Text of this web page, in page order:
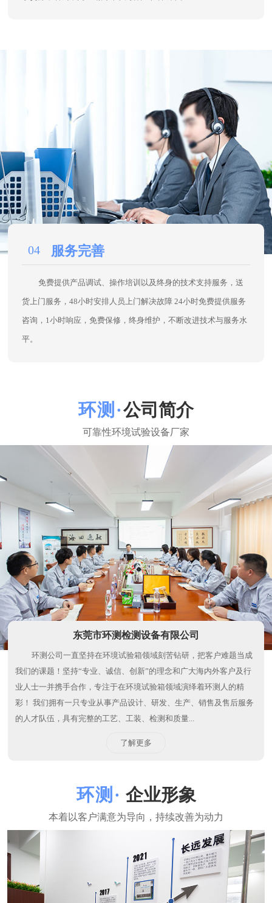
服务完善
免费提供产品调试、操作培训以及终身的技术支持服务，送
货上门服务，48小时安排人员上门解决故障 24小时免费提供服务
咨询，1小时响应，免费保修，终身维护，不断改进技术与服务水
平。
公司简介
东莞市环测检测设备有限公司
环测公司一直坚持在环境试验箱领域刻苦钻研，把客户难题当成
我们的课题！坚持“专业、诚信、创新”的理念和广大海内外客户及行
业人士一并携手合作，专注于在环境试验箱领域演绎着环测人的精
彩！ 我们拥有一只专业从事产品设计、研发、生产、销售及售后服务
的人才队伍，具有完整的工艺、工装、检测和质量...
了解更多
企业形象